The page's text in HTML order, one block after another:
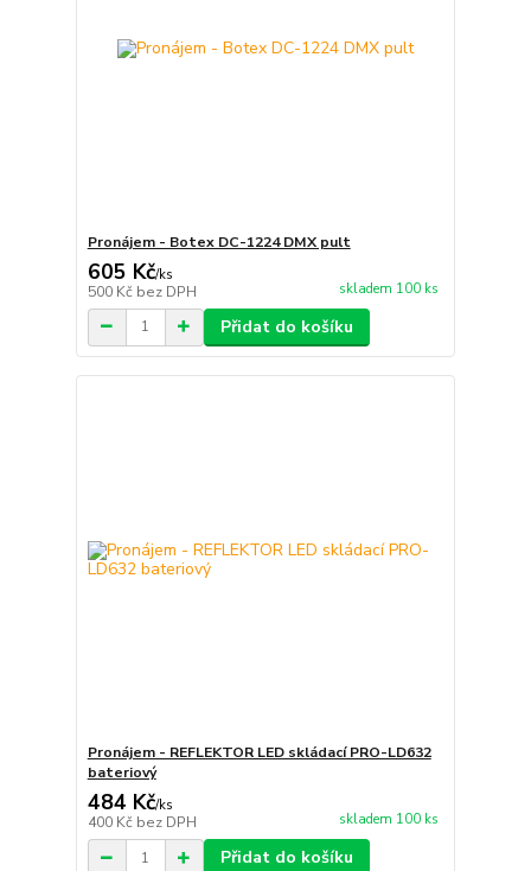
Pronájem - Botex DC-1224 DMX pult
605 Kč/ks
500 Kč bez DPH skladem 100 ks
Přidat do košíku
Pronájem - REFLEKTOR LED skládací PRO-LD632
bateriový
484 Kč/ks
400 Kč bez DPH skladem 100 ks
Přidat do košíku